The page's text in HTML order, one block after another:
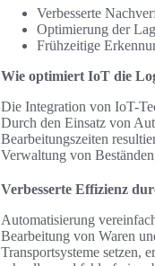
Verbesserte
Optimierung der
Frühzeitige
Wie optimiert IoT die
Die Integration von IoT-
Durch den Einsatz von
Bearbeitungszeiten
Verwaltung von
Verbesserte Effizienz
Automatisierung
Bearbeitung von Waren
Transportsysteme setzen,